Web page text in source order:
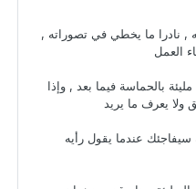
نادرا ما يخطي في تصوراته ,
العمل
بالحماسة فيما بعد , وإذا
ولا يعرف ما يريد
سيفاجئك عندما يقول رأيه